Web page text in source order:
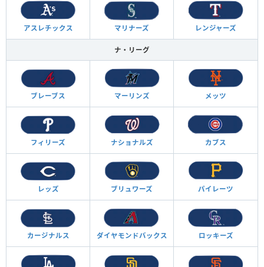
アスレチックス マリナーズ レンジャーズ
ナ・リーグ
ブレーブス マーリンズ メッツ
フィリーズ ナショナルズ カブス
レッズ ブリュワーズ パイレーツ
カージナルス ダイヤモンドバックス ロッキーズ